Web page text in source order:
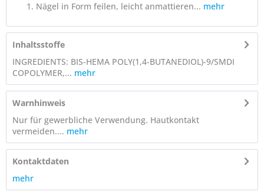
Nägel in Form feilen, leicht anmattieren... mehr
Inhaltsstoffe
INGREDIENTS: BIS-HEMA POLY(1,4-BUTANEDIOL)-9/SMDI
COPOLYMER,... mehr
Warnhinweis
Nur für gewerbliche Verwendung. Hautkontakt
vermeiden.... mehr
Kontaktdaten
mehr